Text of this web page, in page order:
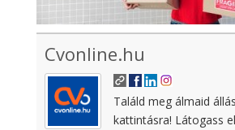
Cvonline.hu
Találd meg álmaid
kattintásra! Látogass